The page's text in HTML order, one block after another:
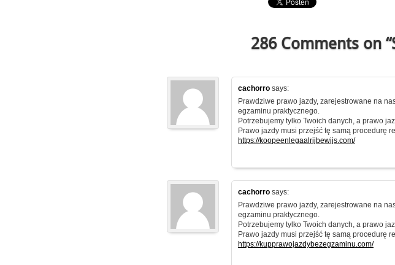
286 Comments on
cachorro says:
Prawdziwe prawo jazdy, zarejestrowane na
egzaminu praktycznego.
Potrzebujemy tylko Twoich danych, a prawo
Prawo jazdy musi przejść tę samą procedurę
https://koopeenlegaalrijbewijs.com/
cachorro says:
Prawdziwe prawo jazdy, zarejestrowane na
egzaminu praktycznego.
Potrzebujemy tylko Twoich danych, a prawo
Prawo jazdy musi przejść tę samą procedurę
https://kupprawojazdybezegzaminu.com/